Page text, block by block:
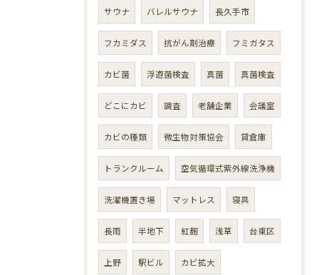
サウナ バレルサウナ 長久手市
フカミダス 抗がん剤治療 フミガタス
カビ菌 浮遊菌検査 真菌 真菌検査
どこにカビ 調査 老舗企業 会議室
カビの種類 微生物対策協会 貸倉庫
トランクルーム 空気循環式紫外線洗浄機
洗濯機置き場 マットレス 寝具
長雨 半地下 紅麹 浅草 台東区
上野 駅ビル カビ拡大